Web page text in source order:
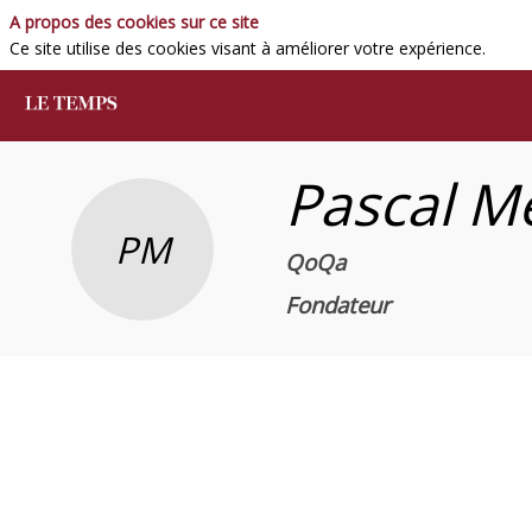
PM
Pascal
QoQa
Fondateur
A propos des cookies sur ce site
Ce site utilise des cookies visant à améliorer votre expérience.